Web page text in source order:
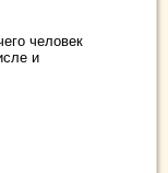
человек
и